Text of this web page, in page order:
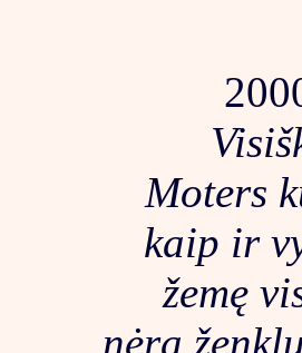
Moters
kaip ir
žemę
nėra